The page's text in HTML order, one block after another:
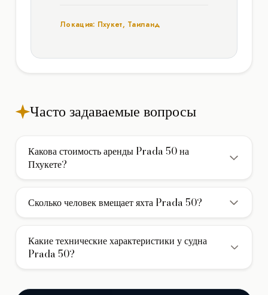
Локация: Пхукет, Таиланд
Часто задаваемые вопросы
Какова стоимость аренды Prada 50 на
Пхукете?
составляет 1.195€/5 часов. В указанную цену обычно
включены услуги экипажа, страховка и стоянка в
фактически израсходованное топливо.
Сколько человек вмещает яхта Prada 50?
чартере (без ночевки). Для многодневных круизов с
ночевкой на борту доступно 1 каюта для комфортного
Какие технические характеристики у судна
Prada 50?
м метров. Год постройки/рефита: 2025.